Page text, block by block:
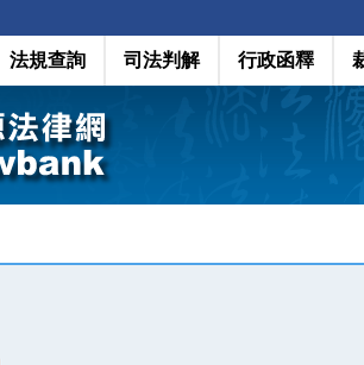
法規查詢 司法判解 行政函釋